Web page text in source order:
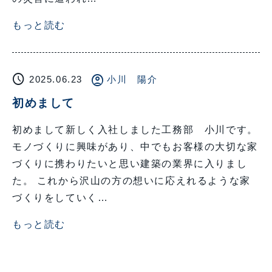
もっと読む
schedule 2025.06.23 account_circle 小川 陽介
初めまして
初めまして新しく入社しました工務部 小川です。
モノづくりに興味があり、中でもお客様の大切な家
づくりに携わりたいと思い建築の業界に入りまし
た。 これから沢山の方の想いに応えれるような家
づくりをしていく…
もっと読む